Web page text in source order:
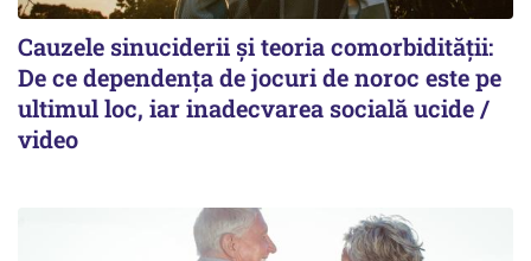
Cauzele sinuciderii și teoria comorbidității:
De ce dependența de jocuri de noroc este pe
ultimul loc, iar inadecvarea socială ucide /
video